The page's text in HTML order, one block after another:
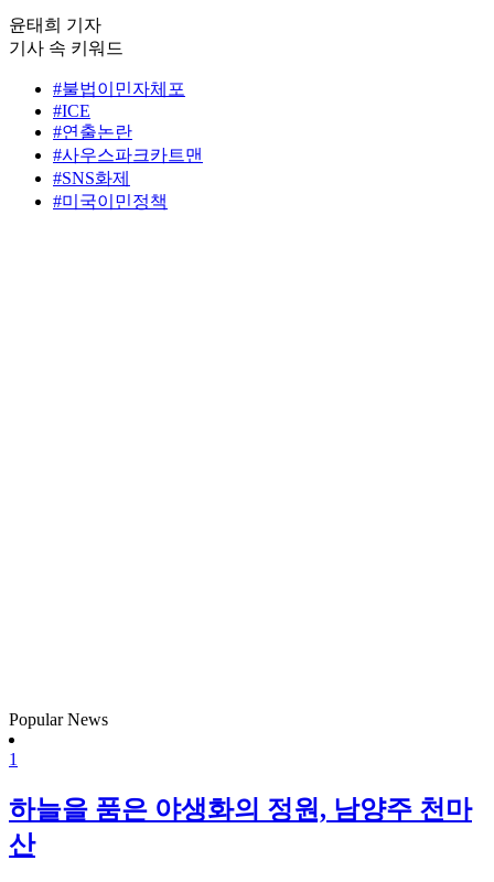
윤태희 기자
기사 속 키워드
#불법이민자체포
#ICE
#연출논란
#사우스파크카트맨
#SNS화제
#미국이민정책
Popular News
1
하늘을 품은 야생화의 정원, 남양주 천마
산